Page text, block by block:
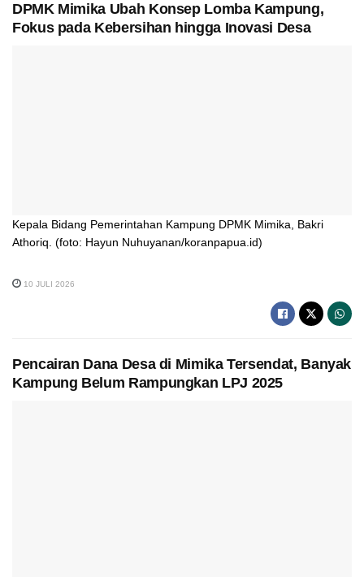
DPMK Mimika Ubah Konsep Lomba Kampung,
Fokus pada Kebersihan hingga Inovasi Desa
Kepala Bidang Pemerintahan Kampung DPMK Mimika, Bakri
Athoriq. (foto: Hayun Nuhuyanan/koranpapua.id)
10 JULI 2026
Pencairan Dana Desa di Mimika Tersendat, Banyak
Kampung Belum Rampungkan LPJ 2025